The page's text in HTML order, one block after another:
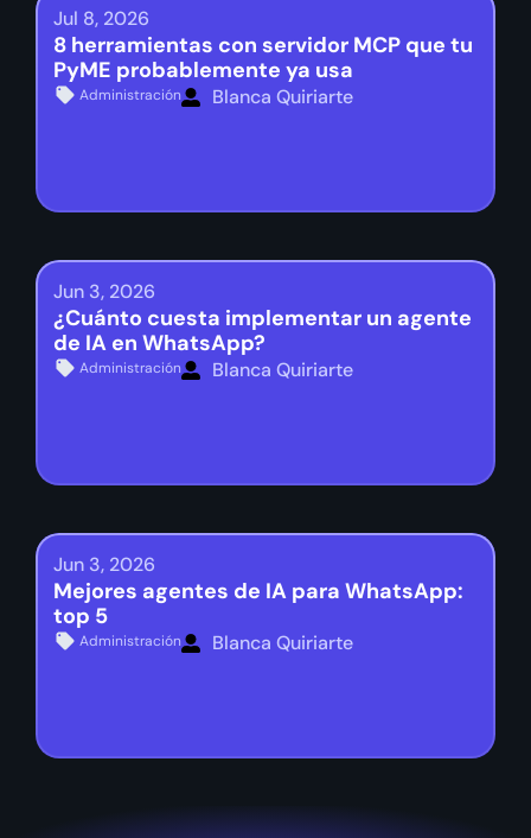
Jul 8, 2026
8 herramientas con servidor MCP que tu
PyME probablemente ya usa
Administración Blanca Quiriarte
Jun 3, 2026
¿Cuánto cuesta implementar un agente
de IA en WhatsApp?
Administración Blanca Quiriarte
Jun 3, 2026
Mejores agentes de IA para WhatsApp:
top 5
Administración Blanca Quiriarte